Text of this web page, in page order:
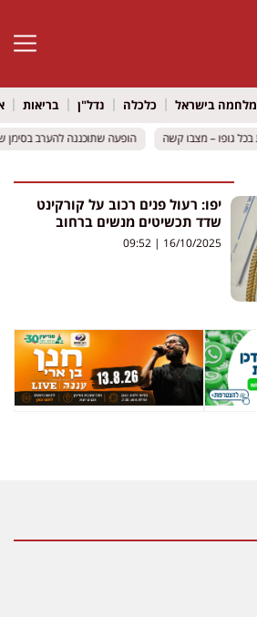
פתח
מלחמה בישראל כלכלה נדל"ן בריאות
הופעה שתוכננה להערב בסימן
הופעה שתוכננה להערב בסימן
יפו: רעול פנים רכוב על קורקינט
שדד תכשיטים מנשים ברחוב
16/10/2025